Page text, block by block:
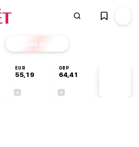
Finans EKSTRA
EUR
55,19
GBP
64,41